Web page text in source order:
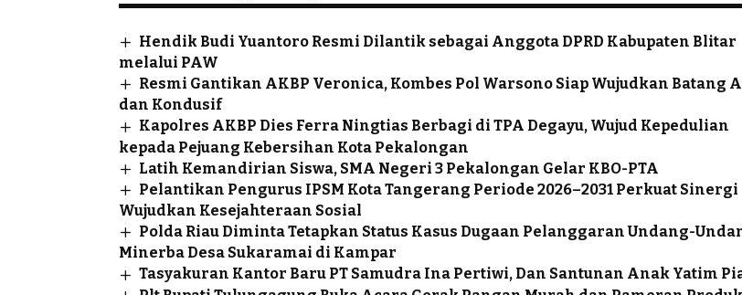
Hendik Budi Yuantoro Resmi Dilantik sebagai Anggota DPRD Kabupaten Blitar
melalui PAW
Resmi Gantikan AKBP Veronica, Kombes Pol Warsono Siap Wujudkan Batang
dan Kondusif
Kapolres AKBP Dies Ferra Ningtias Berbagi di TPA Degayu, Wujud Kepedulian
kepada Pejuang Kebersihan Kota Pekalongan
Latih Kemandirian Siswa, SMA Negeri 3 Pekalongan Gelar KBO-PTA
Pelantikan Pengurus IPSM Kota Tangerang Periode 2026–2031 Perkuat Sinergi
Wujudkan Kesejahteraan Sosial
Polda Riau Diminta Tetapkan Status Kasus Dugaan Pelanggaran Undang-
Minerba Desa Sukaramai di Kampar
Tasyakuran Kantor Baru PT Samudra Ina Pertiwi, Dan Santunan Anak Yatim